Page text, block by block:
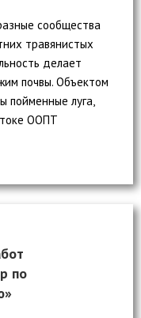
сообщества
травянистых
делает
почвы. Объектом
пойменные луга,
ООПТ
по